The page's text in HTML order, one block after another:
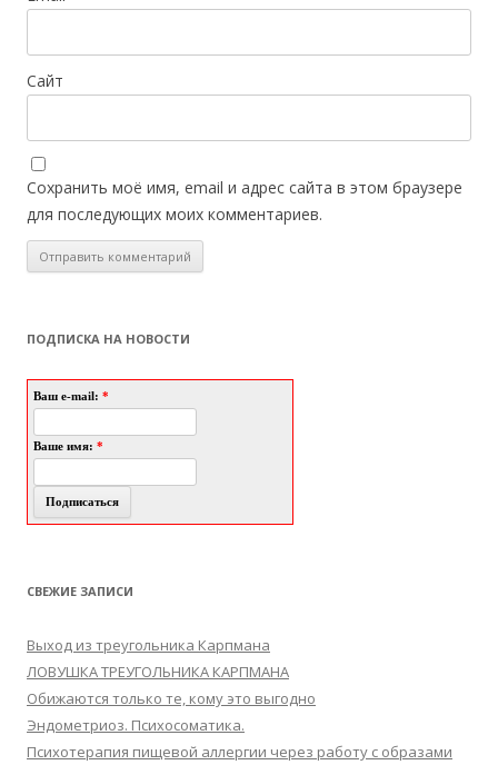
Сайт
Сохранить моё имя, email и адрес сайта в этом браузере
для последующих моих комментариев.
ПОДПИСКА НА НОВОСТИ
Ваш e-mail: *
Ваше имя: *
СВЕЖИЕ ЗАПИСИ
Выход из треугольника Карпмана
ЛОВУШКА ТРЕУГОЛЬНИКА КАРПМАНА
Обижаются только те, кому это выгодно
Эндометриоз. Психосоматика.
Психотерапия пищевой аллергии через работу с образами